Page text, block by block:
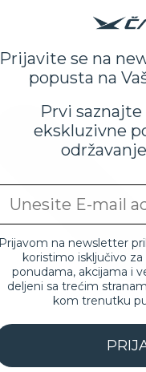
Prijavite se na
popusta na
Prvi
ekskluzivne
Email
Prijavom na newsletter
koristimo isključivo
ponudama, akcijama i
deljeni sa trećim
kom trenutku